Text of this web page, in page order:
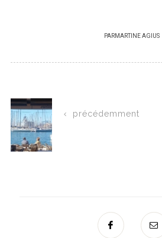
PARMARTINE AGIUS
précédemment